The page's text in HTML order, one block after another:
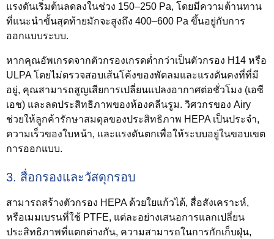
แรงดันเริ่มต้นลดลงในช่วง 150–250 Pa, โดยมีความต้านทาน
ที่แนะนำขั้นสุดท้ายมักจะสูงถึง 400–600 Pa ขึ้นอยู่กับการ
ออกแบบระบบ.
หากคุณอัพเกรดจากตัวกรองเกรดต่ำกว่าเป็นตัวกรอง H14 หรือ
ULPA โดยไม่ตรวจสอบเส้นโค้งของพัดลมและแรงดันคงที่ที่มี
อยู่, คุณสามารถสูญเสียการเปลี่ยนแปลงอากาศต่อชั่วโมง (เอซี
เอช) และลดประสิทธิภาพของห้องคลีนรูม. วิศวกรของ Airy
ช่วยให้ลูกค้ารักษาสมดุลของประสิทธิภาพ HEPA เป็นประจำ,
ความเร็วของใบหน้า, และแรงดันตกเพื่อให้ระบบอยู่ในขอบเขต
การออกแบบ.
3. สื่อกรองและวัสดุกรอบ
สามารถสร้างตัวกรอง HEPA ด้วยใยแก้วได้, สื่อสังเคราะห์,
หรือเมมเบรนที่ใช้ PTFE, แต่ละอย่างเสนอการแลกเปลี่ยน
ประสิทธิภาพที่แตกต่างกัน, ความสามารถในการกักเก็บฝุ่น,